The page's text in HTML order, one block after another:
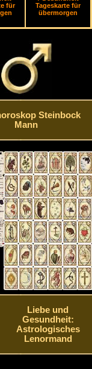
für
Tageskarte für
übermorgen
Steinbock
Mann
Liebe und
Gesundheit:
Astrologisches
Lenormand